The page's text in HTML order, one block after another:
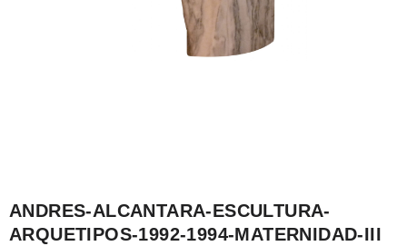
ANDRES-ALCANTARA-ESCULTURA-
ARQUETIPOS-1992-1994-MATERNIDAD-III